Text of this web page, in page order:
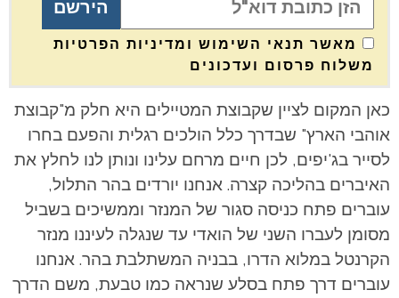
מאשר תנאי השימוש ומדיניות הפרטיות
משלוח פרסום ועדכונים
כאן המקום לציין שקבוצת המטיילים היא חלק מ"קבוצת
אוהבי הארץ" שבדרך כלל הולכים רגלית והפעם בחרו
לסייר בג'יפים, לכן חיים מרחם עלינו ונותן לנו לחלץ את
האיברים בהליכה קצרה. אנחנו יורדים בהר התלול,
עוברים פתח כניסה סגור של המנזר וממשיכים בשביל
מסומן לעברו השני של הואדי עד שנגלה לעיננו מנזר
הקרנטל במלוא הדרו, בבניה המשתלבת בהר. אנחנו
עוברים דרך פתח בסלע שנראה כמו טבעת, משם הדרך